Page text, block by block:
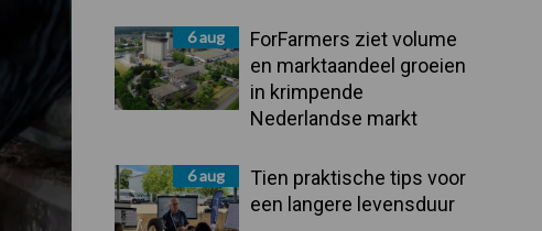
6 aug
ForFarmers ziet volume
en marktaandeel groeien
in krimpende
Nederlandse markt
6 aug
Tien praktische tips voor
een langere levensduur